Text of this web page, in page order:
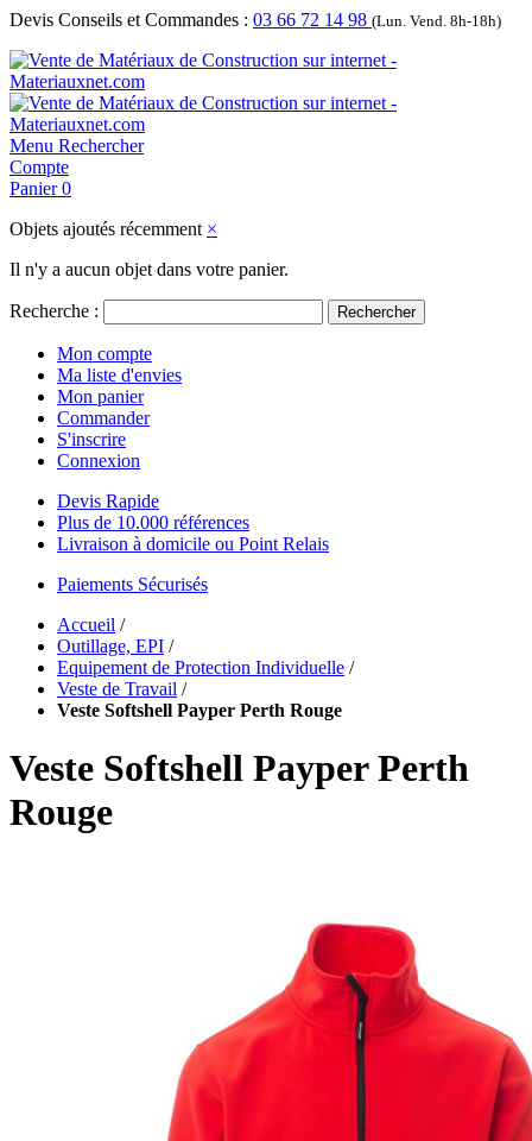
Devis Conseils et Commandes : 03 66 72 14 98 (Lun. Vend. 8h-18h)
Menu Rechercher
Compte
Panier 0
Objets ajoutés récemment ×
Il n'y a aucun objet dans votre panier.
Recherche : Rechercher
Mon compte
Ma liste d'envies
Mon panier
Commander
S'inscrire
Connexion
Devis Rapide
Plus de 10.000 références
Livraison à domicile ou Point Relais
Paiements Sécurisés
Accueil /
Outillage, EPI /
Equipement de Protection Individuelle /
Veste de Travail /
Veste Softshell Payper Perth Rouge
Veste Softshell Payper Perth
Rouge